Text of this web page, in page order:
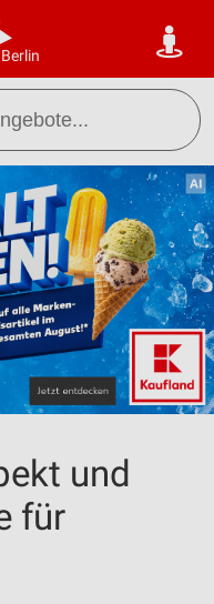
Berlin
und
für